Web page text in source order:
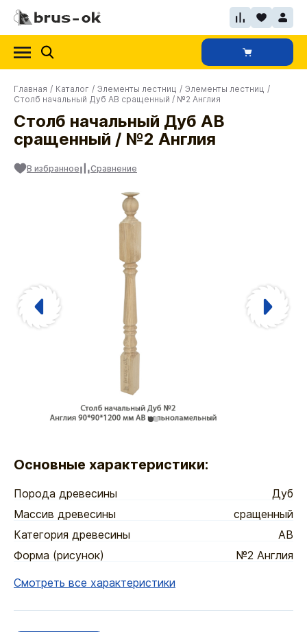
Главная / Каталог / Элементы лестниц / Элементы лестниц /
Столб начальный Дуб АВ сращенный / №2 Англия
Столб начальный Дуб АВ
сращенный / №2 Англия
В избранное Сравнение
Основные характеристики:
Порода древесины
Дуб
Массив древесины
сращенный
Категория древесины
АВ
Форма (рисунок)
№2 Англия
Смотреть все характеристики